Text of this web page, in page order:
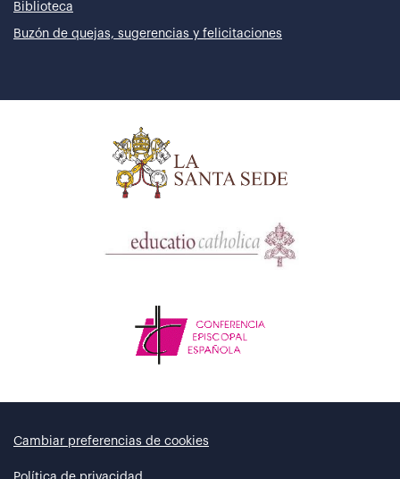
Biblioteca
Buzón de quejas, sugerencias y felicitaciones
Cambiar preferencias de cookies